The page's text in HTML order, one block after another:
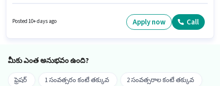
Installation/Repair ఉండాలి. దరఖాస్తుదారులు కనీసం గ్రాడ్యుయేట్ డిగ్రీ లేదా
సర్టిఫికెట్ కలిగి ఉండాలి. ఈ ఉద్యోగం మెహ్రౌలీ, ఢిల్లీ లో ఉంది.
Posted 10+ days ago Apply now Call
మీకు ఎంత అనుభవం ఉంది?
ఫ్రెషర్ 1 సంవత్సరం కంటే తక్కువ 2 సంవత్సరాల కంటే తక్కువ